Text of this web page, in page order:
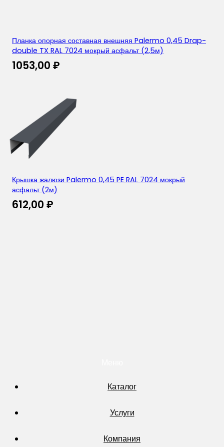
Планка опорная составная внешняя Palermo 0,45 Drap-
double TX RAL 7024 мокрый асфальт (2,5м)
1053,00 ₽
Крышка жалюзи Palermo 0,45 PE RAL 7024 мокрый
асфальт (2м)
612,00 ₽
Каталог
Услуги
Компания